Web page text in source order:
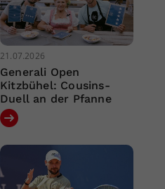
21.07.2026
Generali Open
Kitzbühel: Cousins-
Duell an der Pfanne